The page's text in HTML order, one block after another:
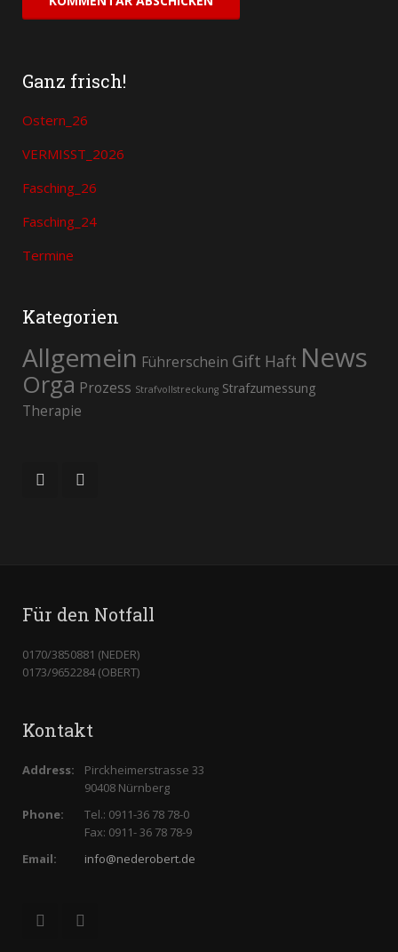
Ganz frisch!
Ostern_26
VERMISST_2026
Fasching_26
Fasching_24
Termine
Kategorien
Allgemein Führerschein Gift Haft News
Orga Prozess Strafvollstreckung Strafzumessung
Therapie
Für den Notfall
0170/3850881 (NEDER)
0173/9652284 (OBERT)
Kontakt
Address:
Pirckheimerstrasse 33
90408 Nürnberg
Phone:
Tel.: 0911-36 78 78-0
Fax: 0911- 36 78 78-9
Email:
info@nederobert.de